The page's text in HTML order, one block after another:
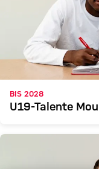
BIS 2028
U19-Talente